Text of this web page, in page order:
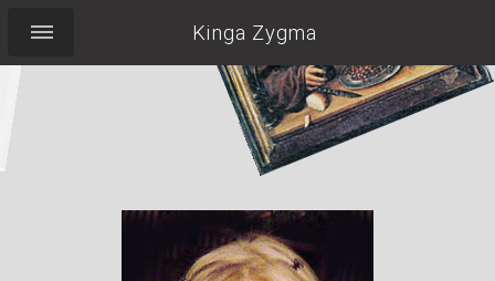
Kinga Zygma
Pocieszyć Labradorkę,
wypić herbatę,